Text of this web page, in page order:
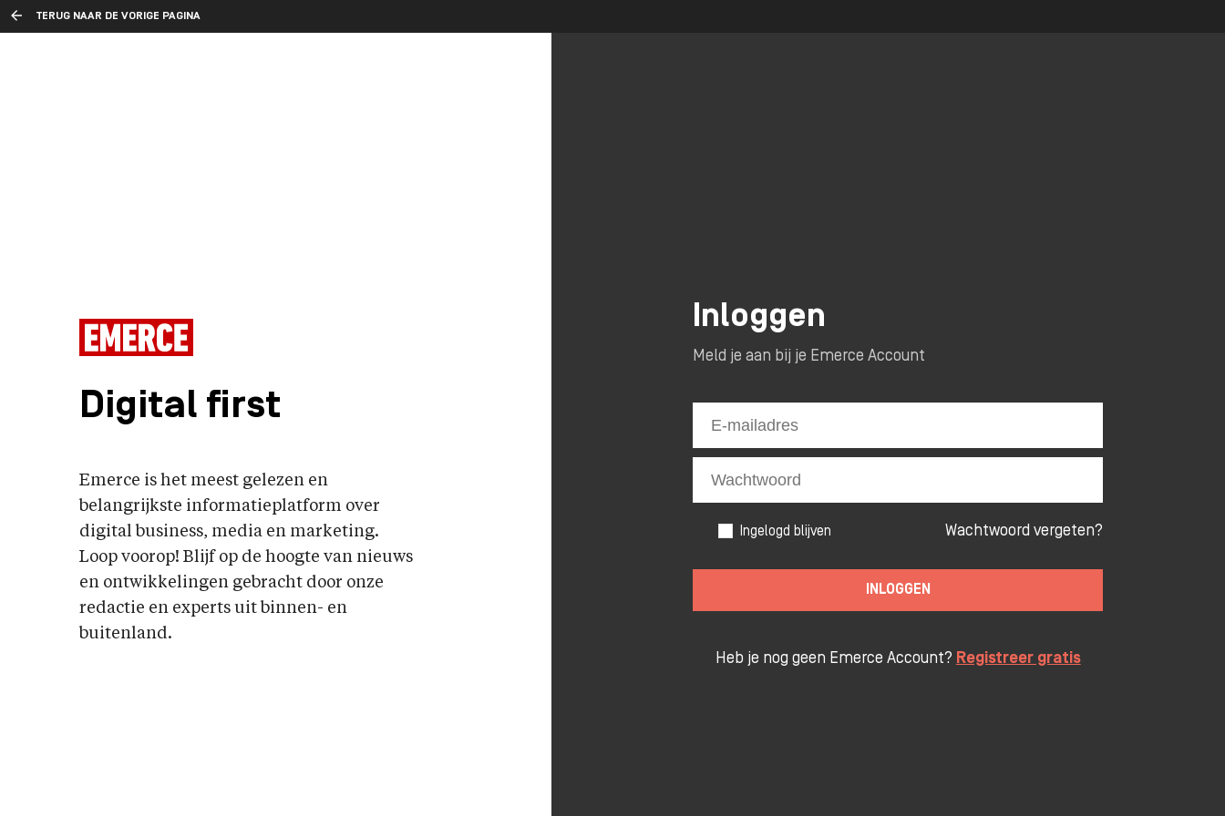
TERUG NAAR DE VORIGE PAGINA
Digital first
Emerce is het meest gelezen en
belangrijkste informatieplatform over
digital business, media en marketing.
Loop voorop! Blijf op de hoogte van nieuws
en ontwikkelingen gebracht door onze
redactie en experts uit binnen- en
buitenland.
Inloggen
Meld je aan bij je Emerce Account
Ingelogd blijven Wachtwoord vergeten?
INLOGGEN
Heb je nog geen Emerce Account? Registreer gratis